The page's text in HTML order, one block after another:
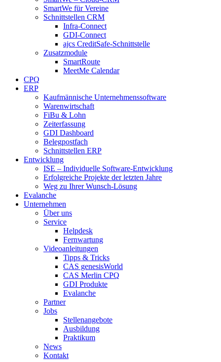
SmartWe für Vereine
Schnittstellen CRM
Infra-Connect
GDI-Connect
ajcs CreditSafe-Schnittstelle
Zusatzmodule
SmartRoute
MeetMe Calendar
CPQ
ERP
Kaufmännische Unternehmenssoftware
Warenwirtschaft
FiBu & Lohn
Zeiterfassung
GDI Dashboard
Belegpostfach
Schnittstellen ERP
Entwicklung
ISE – Individuelle Software-Entwicklung
Erfolgreiche Projekte der letzten Jahre
Weg zu Ihrer Wunsch-Lösung
Evalanche
Unternehmen
Über uns
Service
Helpdesk
Fernwartung
Videoanleitungen
Tipps & Tricks
CAS genesisWorld
CAS Merlin CPQ
GDI Produkte
Evalanche
Partner
Jobs
Stellenangebote
Ausbildung
Praktikum
News
Kontakt